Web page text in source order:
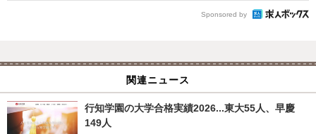
Sponsored by
関連ニュース
行知学園の大学合格実績2026...東大55人、早慶
149人